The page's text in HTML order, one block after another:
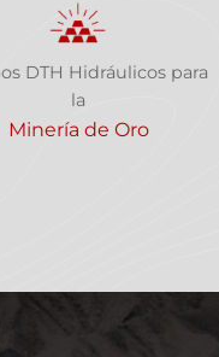
DTH Hidráulicos para
la
Minería de Oro